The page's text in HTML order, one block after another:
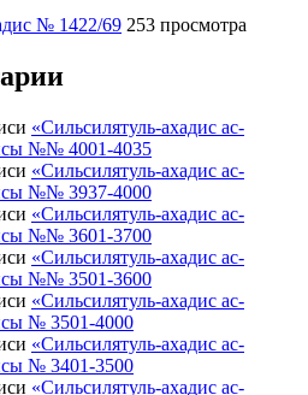
№ 1422/69 253 просмотра
«Сильсилятуль-ахадис ас-
№№ 4001-4035
«Сильсилятуль-ахадис ас-
№№ 3937-4000
«Сильсилятуль-ахадис ас-
№№ 3601-3700
«Сильсилятуль-ахадис ас-
№№ 3501-3600
«Сильсилятуль-ахадис ас-
№ 3501-4000
«Сильсилятуль-ахадис ас-
№ 3401-3500
«Сильсилятуль-ахадис ас-